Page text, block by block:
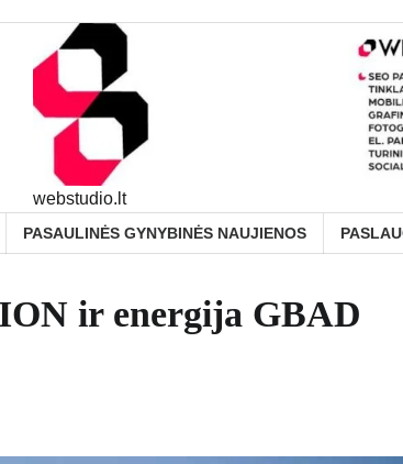
webstudio.lt
PASAULINĖS GYNYBINĖS NAUJIENOS
ir energija GBAD